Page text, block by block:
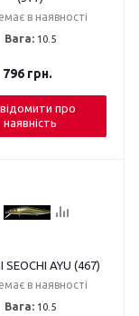
в наявності
Вага: 10.5
796грн.
про
наявність
SEOCHI AYU (467)
в наявності
Вага: 10.5